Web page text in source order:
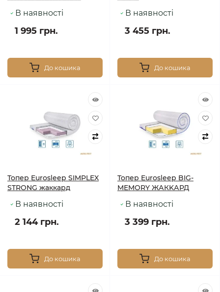
В наявності
1 995 грн.
До кошика
В наявності
3 455 грн.
До кошика
Топер Eurosleep SIMPLEX
STRONG жаккард
В наявності
2 144 грн.
До кошика
Топер Eurosleep BIG-
MEMORY ЖАКKАРД
В наявності
3 399 грн.
До кошика